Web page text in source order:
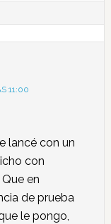
11:00
lancé con un
con
en
de prueba
le pongo,